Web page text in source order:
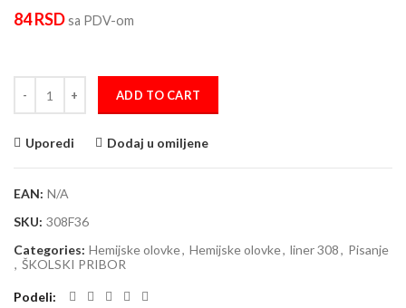
84RSDsa PDV-om
ADD TO CART
Uporedi Dodaj u omiljene
EAN: N/A
SKU: 308F36
Categories: Hemijske olovke, Hemijske olovke, liner 308, Pisanje
, ŠKOLSKI PRIBOR
Podeli